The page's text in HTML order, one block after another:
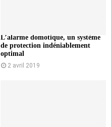
L’alarme domotique, un système
de protection indéniablement
optimal
2 avril 2019